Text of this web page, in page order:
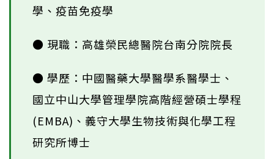
學、疫苗免疫學
● 現職：高雄榮民總醫院台南分院院長
● 學歷：中國醫藥大學醫學系醫學士、
國立中山大學管理學院高階經營碩士學程
(EMBA)、義守大學生物技術與化學工程
研究所博士